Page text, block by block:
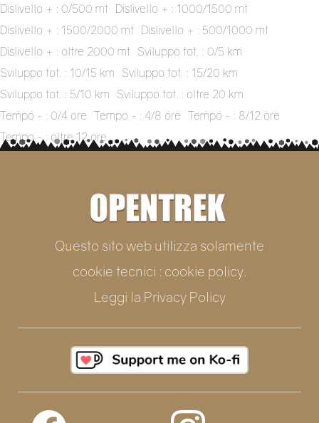
Dislivello + : 0/500 mt Dislivello + : 1000/1500 mt
Dislivello + : 1500/2000 mt Dislivello + : 500/1000 mt
Dislivello + : oltre 2000 mt Sviluppo tot. : 0/5 km
Sviluppo tot. : 10/15 km Sviluppo tot. : 15/20 km
Sviluppo tot. : 5/10 km Sviluppo tot. : oltre 20 km
Tempo ~ : 0/4 ore Tempo ~ : 4/8 ore Tempo ~ : 8/12 ore
Tempo ~ : oltre 12 ore
Questo sito web utilizza solamente
cookie tecnici : cookie policy.
Leggi la Privacy Policy